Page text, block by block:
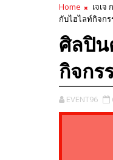
Home เจเ
กับไฮไลท์กิจกร
ศิลปิน
กิจกร
EVENT96